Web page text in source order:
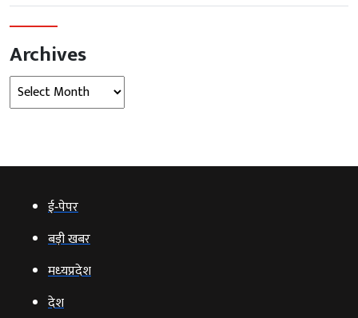
Archives
Archives
ई‑पेपर
बड़ी खबर
मध्‍यप्रदेश
देश